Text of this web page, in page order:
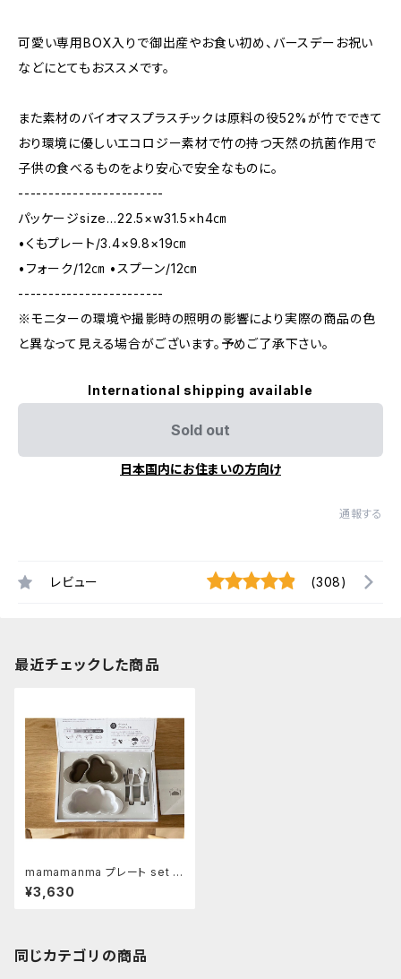
可愛い専用BOX入りで御出産やお食い初め、バースデーお祝い
などにとてもおススメです。
また素材のバイオマスプラスチックは原料の役52%が竹でできて
おり環境に優しいエコロジー素材で竹の持つ天然の抗菌作用で
子供の食べるものをより安心で安全なものに。
------------------------
パッケージsize…22.5×w31.5×h4㎝
•くもプレート/3.4×9.8×19㎝
•フォーク/12㎝ •スプーン/12㎝
------------------------
※モニターの環境や撮影時の照明の影響により実際の商品の色
と異なって見える場合がございます。予めご了承下さい。
International shipping available
Sold out
日本国内にお住まいの方向け
通報する
レビュー (308)
最近チェックした商品
mamamanma プレート set ト
ープ
¥3,630
同じカテゴリの商品